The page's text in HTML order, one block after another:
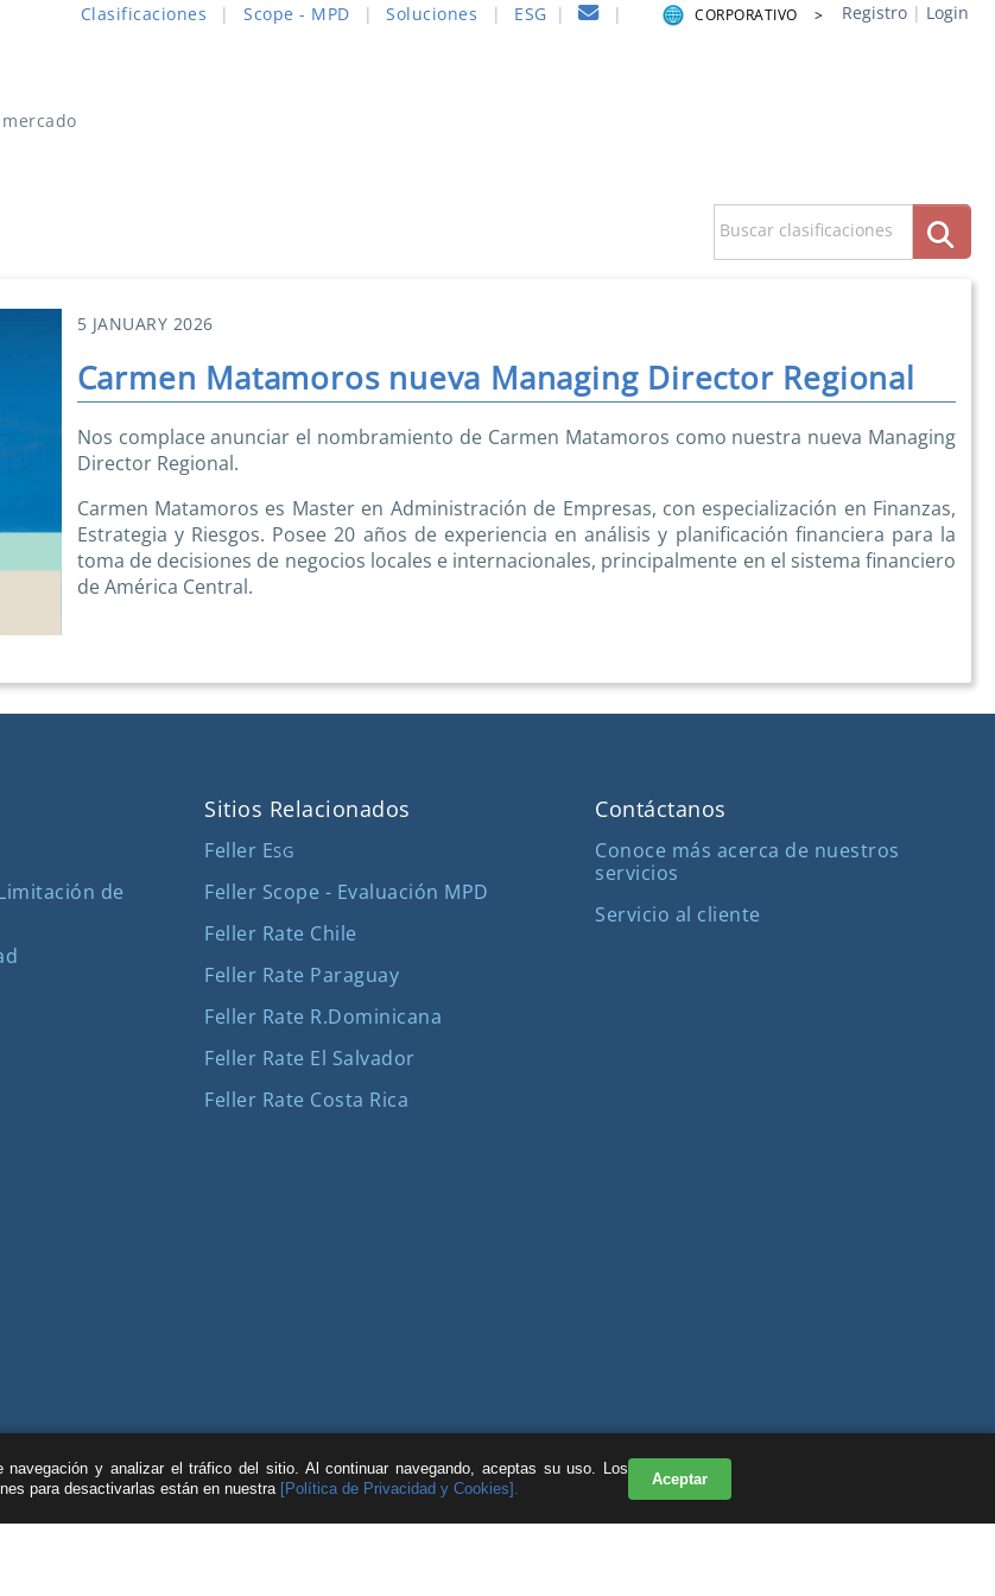
Clasificaciones | Scope - MPD | Soluciones | ESG | | CORPORATIVO > Registro| Login
Buscar clasificaciones
5 JANUARY 2026
Carmen Matamoros nueva Managing Director Regional
Nos complace anunciar el nombramiento de Carmen Matamoros como nuestra nueva Managing
Director Regional.
Carmen Matamoros es Master en Administración de Empresas, con especialización en Finanzas,
Estrategia y Riesgos. Posee 20 años de experiencia en análisis y planificación financiera para la
toma de decisiones de negocios locales e internacionales, principalmente en el sistema financiero
de América Central.
de
Sitios Relacionados
Feller ESG
Feller Scope - Evaluación MPD
Feller Rate Chile
Feller Rate Paraguay
Feller Rate R.Dominicana
Feller Rate El Salvador
Feller Rate Costa Rica
Contáctanos
Conoce más acerca de nuestros
servicios
Servicio al cliente
navegación y analizar el tráfico del sitio. Al continuar navegando, aceptas su uso. Los
para desactivarlas están en nuestra [Política de Privacidad y Cookies].
Aceptar